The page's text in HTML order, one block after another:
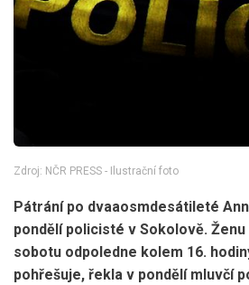
Zdroj: NČR PRESS - Ilustrační foto
Pátrání po dvaaosmdesátileté
pondělí policisté v Sokolově.
sobotu odpoledne kolem 16.
pohřešuje, řekla v pondělí mluvčí